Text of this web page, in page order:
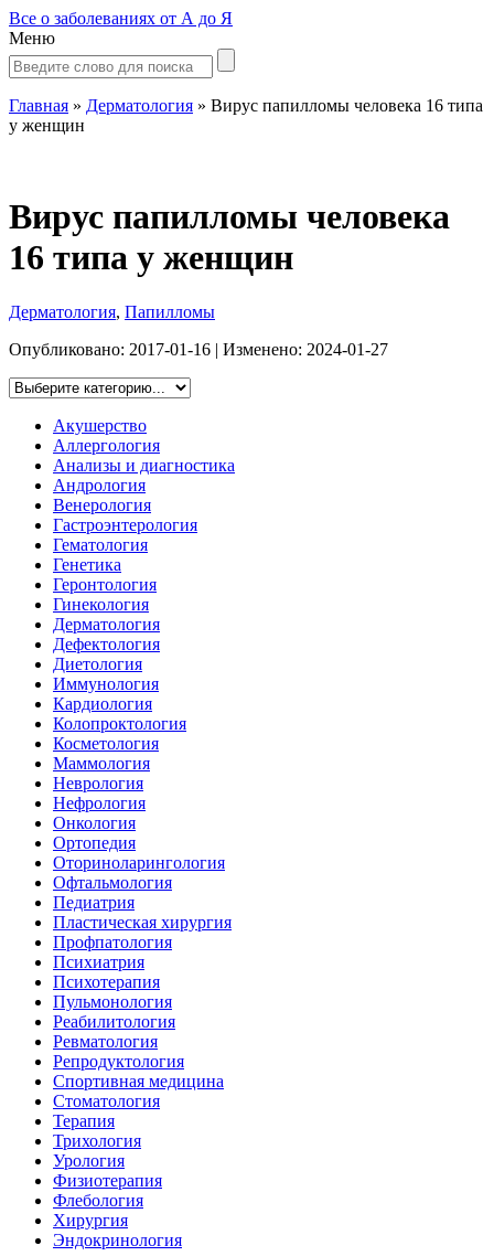
Все о заболеваниях от А до Я
Меню
Главная » Дерматология » Вирус папилломы человека 16 типа
у женщин
Вирус папилломы человека
16 типа у женщин
Дерматология, Папилломы
Опубликовано: 2017-01-16 | Изменено: 2024-01-27
Акушерство
Аллергология
Анализы и диагностика
Андрология
Венерология
Гастроэнтерология
Гематология
Генетика
Геронтология
Гинекология
Дерматология
Дефектология
Диетология
Иммунология
Кардиология
Колопроктология
Косметология
Маммология
Неврология
Нефрология
Онкология
Ортопедия
Оториноларингология
Офтальмология
Педиатрия
Пластическая хирургия
Профпатология
Психиатрия
Психотерапия
Пульмонология
Реабилитология
Ревматология
Репродуктология
Спортивная медицина
Стоматология
Терапия
Трихология
Урология
Физиотерапия
Флебология
Хирургия
Эндокринология